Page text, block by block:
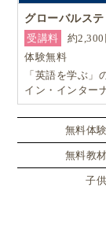
グローバルス
受講料
約
体験無料
「英語を学ぶ
イン・インター
無料体
無料教
子